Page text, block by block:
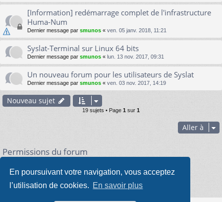
En poursuivant votre navigation, vous acceptez
l’utilisation de cookies. En savoir plus
[Information] redémarrage complet de l'infrastructure
Huma-Num
Dernier message par smunos « ven. 05 janv. 2018, 11:21
Syslat-Terminal sur Linux 64 bits
Dernier message par smunos « lun. 13 nov. 2017, 09:31
Un nouveau forum pour les utilisateurs de Syslat
Dernier message par smunos « ven. 03 nov. 2017, 14:19
Nouveau sujet
19 sujets • Page 1 sur 1
Aller à
Permissions du forum
Vousne pouvez pasrépondre aux sujets
ne pouvez pas
modifier vos messages
Vous ne pouvez passupprimer vos messages
joindre des fichiers